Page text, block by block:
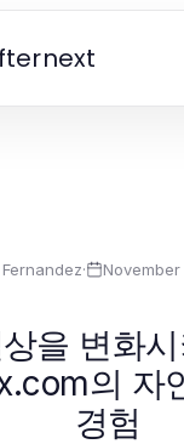
·
을 변화
의 자
경험